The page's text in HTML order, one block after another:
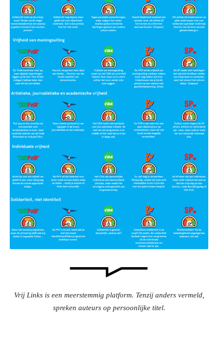
Vrij Links is een meerstemmig platform. Tenzij anders vermeld,
spreken auteurs op persoonlijke titel.